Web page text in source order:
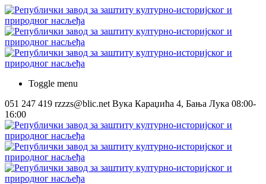
Toggle menu
051 247 419 rzzzs@blic.net Вука Караџића 4, Бања Лука 08:00-
16:00